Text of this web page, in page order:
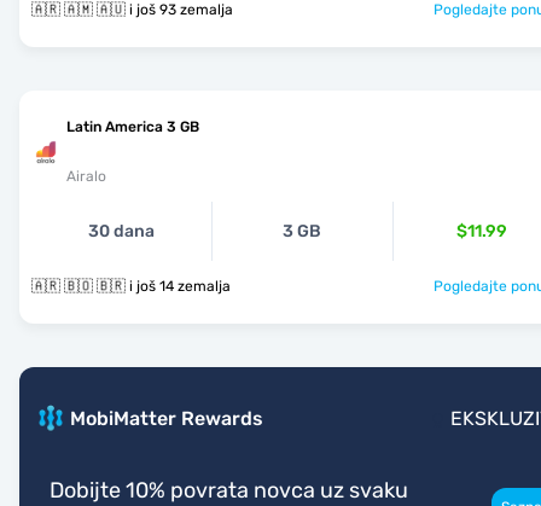
🇦🇷 🇦🇲 🇦🇺 i još 93 zemalja Pogledajte
Latin America 3 GB
Airalo
30 dana 3 GB $11.99
🇦🇷 🇧🇴 🇧🇷 i još 14 zemalja Pogledajte
MobiMatter Rewards
Dobijte 10% povrata novca uz svaku